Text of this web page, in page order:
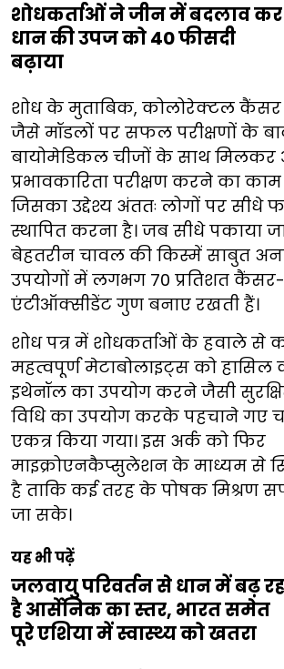
शोधकर्ताओं ने जीन में बदलाव कर
धान की उपज को 40 फीसदी
बढ़ाया
शोध के मुताबिक, कोलोरेक्टल कैंसर
जैसे मॉडलों पर सफल परीक्षणों के
बायोमेडिकल चीजों के साथ
प्रभावकारिता परीक्षण करने का
जिसका उद्देश्य अंततः लोगों पर सीधे
स्थापित करना है। जब सीधे पकाया
बेहतरीन चावल की किस्में साबुत
उपयोगों में लगभग 70 प्रतिशत कैंसर-
एंटीऑक्सीडेंट गुण बनाए रखती हैं।
शोध पत्र में शोधकर्ताओं के हवाले से
महत्वपूर्ण मेटाबोलाइट्स को
इथेनॉल का उपयोग करने जैसी
विधि का उपयोग करके पहचाने गए
एकत्र किया गया। इस अर्क को फिर
माइक्रोएनकैप्सुलेशन के माध्यम से
है ताकि कई तरह के पोषक मिश्रण
जा सके।
यह भी पढ़ें
जलवायु परिवर्तन से धान में बढ़
है आर्सेनिक का स्तर, भारत समेत
पूरे एशिया में स्वास्थ्य को खतरा